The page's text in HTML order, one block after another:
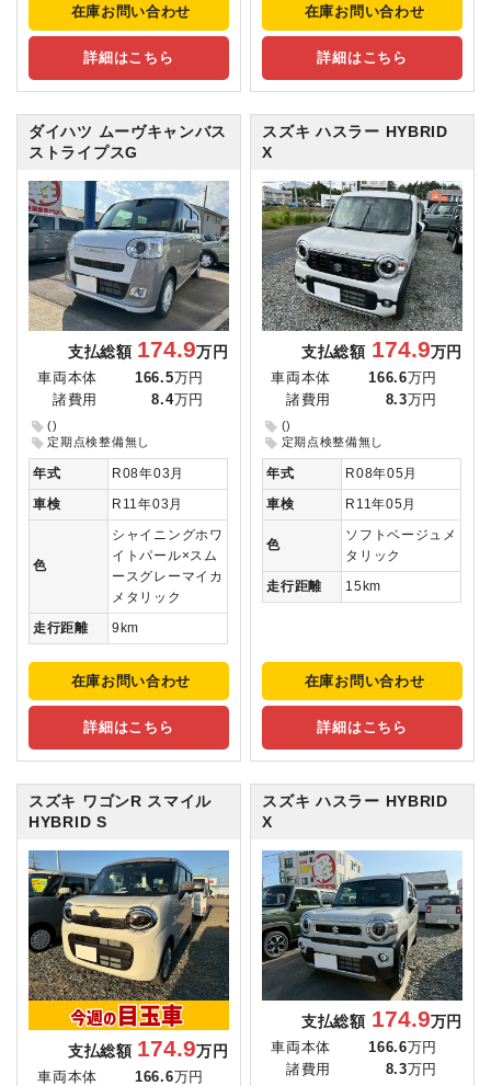
在庫お問い合わせ
詳細はこちら
在庫お問い合わせ
詳細はこちら
ダイハツ ムーヴキャンバス
ストライプスG
支払総額 174.9万円
車両本体 166.5 万円
諸費用
8.4万円
()
定期点検整備無し
年式
R08年03月
車検
R11年03月
色
シャイニングホワ
イトパール×スム
ースグレーマイカ
メタリック
走行距離
9km
在庫お問い合わせ
詳細はこちら
スズキ ハスラー HYBRID
X
支払総額 174.9万円
車両本体 166.6 万円
諸費用
8.3 万円
()
定期点検整備無し
年式
R08年05月
車検
R11年05月
色
ソフトベージュメ
タリック
走行距離
15km
在庫お問い合わせ
詳細はこちら
スズキ ワゴンR スマイル
HYBRID S
支払総額 174.9万円
車両本体 166.6万円
スズキ ハスラー HYBRID
X
支払総額 174.9万円
車両本体 166.6 万円
諸費用
8.3 万円